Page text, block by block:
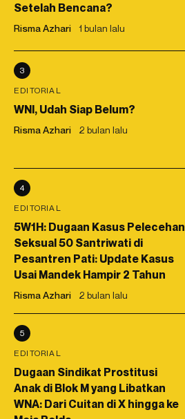
Setelah Bencana?
Risma Azhari 1 bulan lalu
3
EDITORIAL
WNI, Udah Siap Belum?
Risma Azhari 2 bulan lalu
4
EDITORIAL
5W1H: Dugaan Kasus Pelecehan
Seksual 50 Santriwati di
Pesantren Pati: Update Kasus
Usai Mandek Hampir 2 Tahun
Risma Azhari 2 bulan lalu
5
EDITORIAL
Dugaan Sindikat Prostitusi
Anak di Blok M yang Libatkan
WNA: Dari Cuitan di X hingga ke